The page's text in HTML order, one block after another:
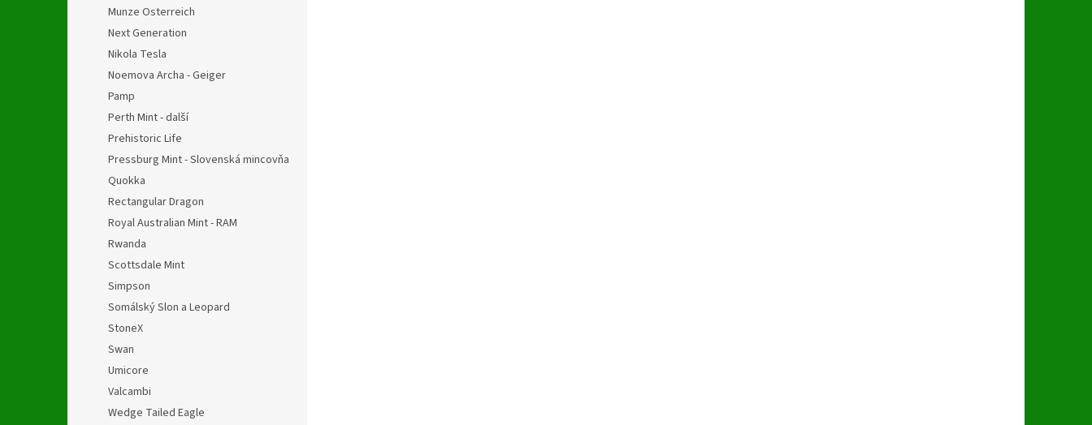
Munze Osterreich
Next Generation
Nikola Tesla
Noemova Archa - Geiger
Pamp
Perth Mint - další
Prehistoric Life
Pressburg Mint - Slovenská mincovňa
Quokka
Rectangular Dragon
Royal Australian Mint - RAM
Rwanda
Scottsdale Mint
Simpson
Somálský Slon a Leopard
StoneX
Swan
Umicore
Valcambi
Wedge Tailed Eagle